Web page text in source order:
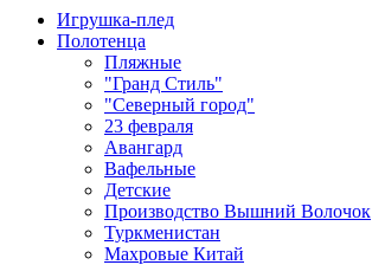
Игрушка-плед
Полотенца
Пляжные
"Гранд Стиль"
"Северный город"
23 февраля
Авангард
Вафельные
Детские
Производство Вышний Волочок
Туркменистан
Махровые Китай